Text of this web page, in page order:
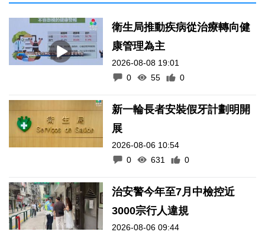
衛生局推動疾病從治療轉向健
康管理為主
2026-08-08 19:01
0
55 0
新一輪長者安裝假牙計劃明開
展
2026-08-06 10:54
0
631 0
治安警今年至7月中檢控近
3000宗行人違規
2026-08-06 09:44